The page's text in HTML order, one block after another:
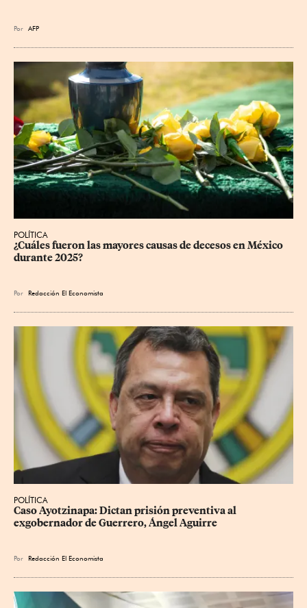
Por AFP
POLÍTICA
¿Cuáles fueron las mayores causas de decesos en México
durante 2025?
Por Redacción El Economista
POLÍTICA
Caso Ayotzinapa: Dictan prisión preventiva al
exgobernador de Guerrero, Ángel Aguirre
Por Redacción El Economista